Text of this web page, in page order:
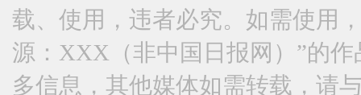
载、使用，违者必究。如需使用
源：XXX（非中国日报网）”的
多信息，其他媒体如需转载，请